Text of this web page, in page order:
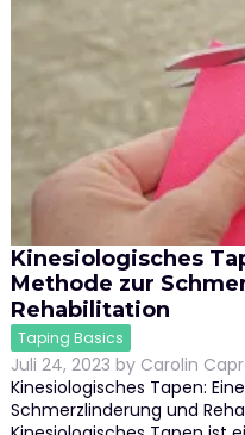
Kinesiologisches
Methode zur
Rehabilitation
Taping Basics
Juli 24, 2023 by Carolin
Kinesiologisches Tapen:
Schmerzlinderung und